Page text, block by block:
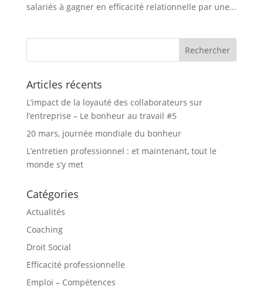
salariés à gagner en efficacité relationnelle par une...
Articles récents
L’impact de la loyauté des collaborateurs sur
l’entreprise – Le bonheur au travail #5
20 mars, journée mondiale du bonheur
L’entretien professionnel : et maintenant, tout le
monde s’y met
Catégories
Actualités
Coaching
Droit Social
Efficacité professionnelle
Emploi – Compétences